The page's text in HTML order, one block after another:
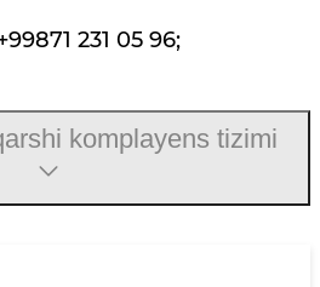
231 05 96;
komplayens tizimi